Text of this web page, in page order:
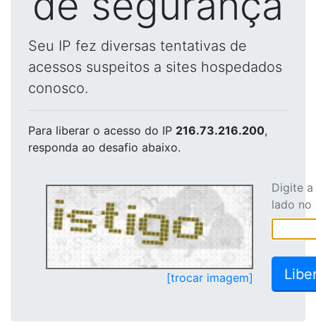
Seu IP fez diversas tentativas de
acessos suspeitos a sites hospedados
conosco.
Para liberar o acesso do IP 216.73.216.200,
responda ao desafio abaixo.
[trocar imagem]
Digite
lado no